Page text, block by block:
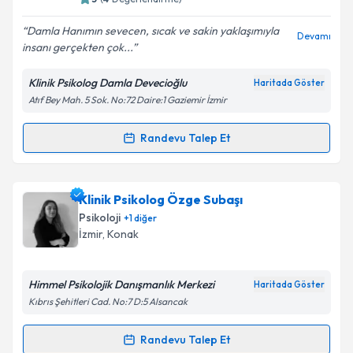
E-posta Adresiniz
Kişisel verilerimin işlenmesine ilişkin
Metni'ni okudum ve kişisel verilerimin belirtilen
kapsamda işlenmesini kabul ediyorum.
Damla Hanımın sevecen, sıcak ve sakin yaklaşımıyla
insanı gerçekten çok...
Devamı
Klinik Psikolog Damla Devecioğlu Haritada Göster
Atıf Bey Mah. 5 Sok. No:72 Daire:1 Gaziemir İzmir
Randevu Talep Et
Randevu Takvimi Talebi
Klinik Psikolog Damla Devecioğluiçin randevu
takvimi talebi oluşturun. Size bu uzmandan randevu
almanız için bir takvim hazırlandığında e-posta ile
bilgilendireceğiz.
Klinik Psikolog Özge Subaşı
Psikoloji +1diğer
İzmir, Konak
Himmel Psikolojik Danışmanlık Merkezi Haritada Göster
Kıbrıs Şehitleri Cad. No:7 D:5 Alsancak
Randevu Talep Et
Randevu Takvimi Talebi